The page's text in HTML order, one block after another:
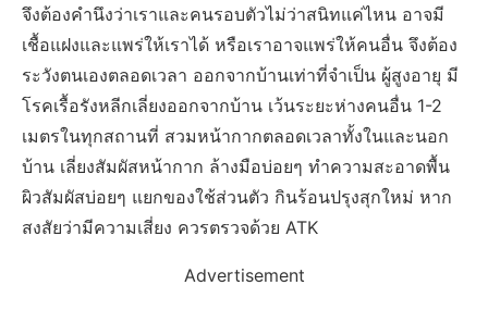
จึงต้องคำนึงว่าเราและคนรอบตัวไม่ว่าสนิทแค่ไหน อาจมี
เชื้อแฝงและแพร่ให้เราได้ หรือเราอาจแพร่ให้คนอื่น จึงต้อง
ระวังตนเองตลอดเวลา ออกจากบ้านเท่าที่จำเป็น ผู้สูงอายุ มี
โรคเรื้อรังหลีกเลี่ยงออกจากบ้าน เว้นระยะห่างคนอื่น 1-2
เมตรในทุกสถานที่ สวมหน้ากากตลอดเวลาทั้งในและนอก
บ้าน เลี่ยงสัมผัสหน้ากาก ล้างมือบ่อยๆ ทำความสะอาดพื้น
ผิวสัมผัสบ่อยๆ แยกของใช้ส่วนตัว กินร้อนปรุงสุกใหม่ หาก
สงสัยว่ามีความเสี่ยง ควรตรวจด้วย ATK
Advertisement